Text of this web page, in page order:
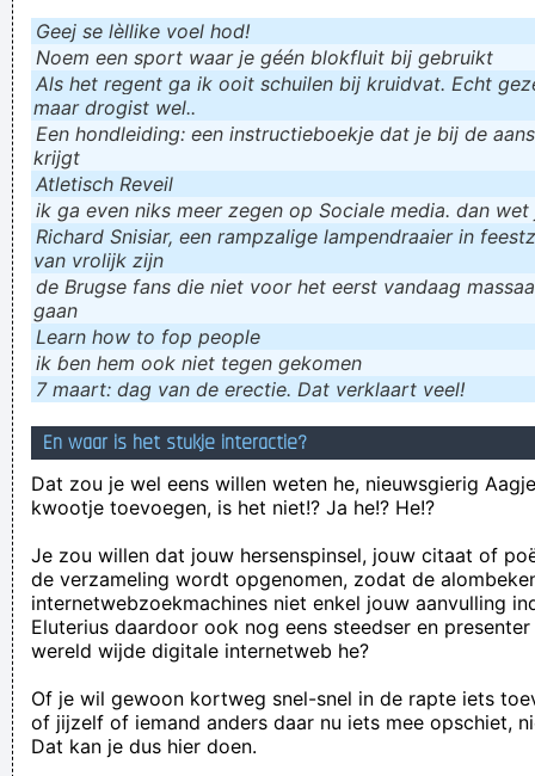
Geej se lèllike voel hod!
Geej se lèllike voel hod!
Noem een sport waar je géén blokfluit bij gebruikt
Als het regent ga ik ooit schuilen bij kruidvat. Echt
maar drogist wel..
Een hondleiding: een instructieboekje dat je bij de
krijgt
Atletisch Reveil
ik ga even niks meer zegen op Sociale media. dan
Richard Snisiar, een rampzalige lampendraaier in
van vrolijk zijn
de Brugse fans die niet voor het eerst vandaag
gaan
Learn how to fop people
ik ɓen hem ook niet tegen gekomen
7 maart: dag van de erectie. Dat verklaart veel!
En waar is het stukje interactie?
Dat zou je wel eens willen weten he, nieuwsgierig
kwootje toevoegen, is het niet!? Ja he!? He!?
Je zou willen dat jouw hersenspinsel, jouw citaat of
de verzameling wordt opgenomen, zodat de
internetwebzoekmachines niet enkel jouw aanvulling
Eluterius daardoor ook nog eens steedser en
wereld wijde digitale internetweb he?
Of je wil gewoon kortweg snel-snel in de rapte iets
of jijzelf of iemand anders daar nu iets mee opschiet,
Dat kan je dus hier doen.